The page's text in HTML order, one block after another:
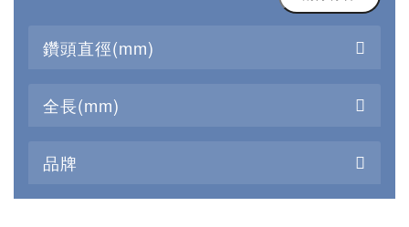
鑽頭直徑(mm)
全長(mm)
品牌